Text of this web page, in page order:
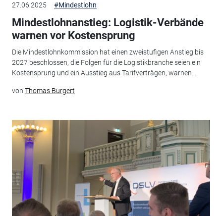
27.06.2025 #Mindestlohn
Mindestlohnanstieg: Logistik-Verbände
warnen vor Kostensprung
Die Mindestlohnkommission hat einen zweistufigen Anstieg bis
2027 beschlossen, die Folgen für die Logistikbranche seien ein
Kostensprung und ein Ausstieg aus Tarifverträgen, warnen...
von Thomas Burgert